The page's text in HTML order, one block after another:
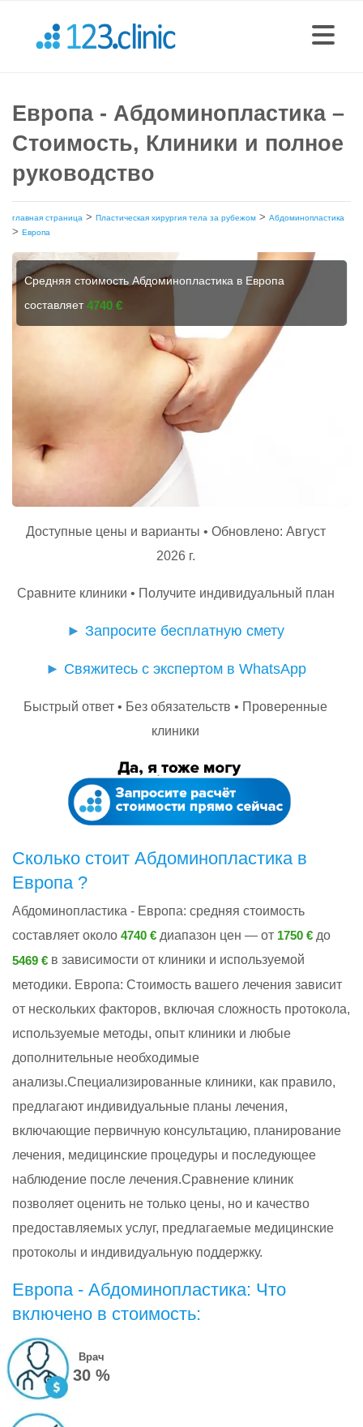
Европа - Абдоминопластика –
Стоимость, Клиники и полное
руководство
главная страница > Пластическая хирургия тела за рубежом > Абдоминопластика
> Европа
Средняя стоимость Абдоминопластика в Европа
составляет4740 €
Доступные цены и варианты • Обновлено: Август
2026 г.
Сравните клиники • Получите индивидуальный план
► Запросите бесплатную смету
► Свяжитесь с экспертом в WhatsApp
Быстрый ответ • Без обязательств • Проверенные
клиники
Сколько стоит Абдоминопластика в
Европа ?
Абдоминопластика - Европа: cредняя стоимость
составляет около 4740 € диапазон цен — от 1750 € до
5469 € в зависимости от клиники и используемой
методики. Европа: Стоимость вашего лечения зависит
от нескольких факторов, включая сложность протокола,
используемые методы, опыт клиники и любые
дополнительные необходимые
анализы.Специализированные клиники, как правило,
предлагают индивидуальные планы лечения,
включающие первичную консультацию, планирование
лечения, медицинские процедуры и последующее
наблюдение после лечения.Сравнение клиник
позволяет оценить не только цены, но и качество
предоставляемых услуг, предлагаемые медицинские
протоколы и индивидуальную поддержку.
Европа - Абдоминопластика: Что
включено в стоимость:
Врач
30 %